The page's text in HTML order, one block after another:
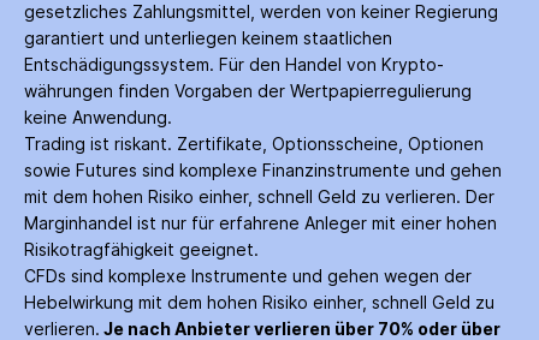
gesetzliches Zahlungs­mittel, werden von keiner Regierung
garantiert und unterliegen keinem staatlichen
Entschädigungs­system. Für den Handel von Krypto­
währungen finden Vorgaben der Wertpapier­regulierung
keine Anwendung.
Trading ist riskant. Zertifikate, Options­scheine, Optionen
sowie Futures sind komplexe Finanz­instrumente und gehen
mit dem hohen Risiko einher, schnell Geld zu verlieren. Der
Margin­handel ist nur für erfahrene Anleger mit einer hohen
Risiko­tragfähigkeit geeignet.
CFDs sind komplexe Instrumente und gehen wegen der
Hebelwirkung mit dem hohen Risiko einher, schnell Geld zu
verlieren. Je nach Anbieter verlieren über 70% oder über